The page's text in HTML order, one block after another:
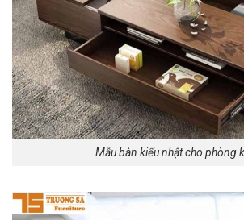
Mẫubàn kiểu nhật cho phòng